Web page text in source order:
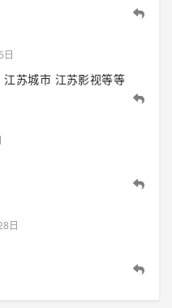
日
苏城市 江苏影视等等
日